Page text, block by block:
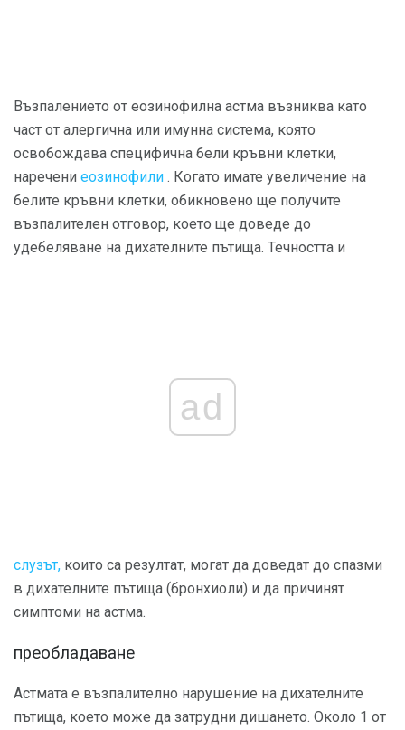
Възпалението от еозинофилна астма възниква като
част от алергична или имунна система, която
освобождава специфична бели кръвни клетки,
наречени еозинофили . Когато имате увеличение на
белите кръвни клетки, обикновено ще получите
възпалителен отговор, което ще доведе до
удебеляване на дихателните пътища. Течността и
ad
слузът, които са резултат, могат да доведат до спазми
в дихателните пътища (бронхиоли) и да причинят
симптоми на астма.
преобладаване
Астмата е възпалително нарушение на дихателните
пътища, което може да затрудни дишането. Около 1 от